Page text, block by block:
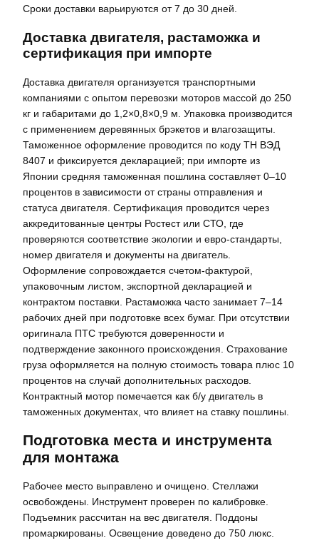
Сроки доставки варьируются от 7 до 30 дней.
Доставка двигателя, растаможка и
сертификация при импорте
Доставка двигателя организуется транспортными
компаниями с опытом перевозки моторов массой до 250
кг и габаритами до 1,2×0,8×0,9 м. Упаковка производится
с применением деревянных брэкетов и влагозащиты.
Таможенное оформление проводится по коду ТН ВЭД
8407 и фиксируется декларацией; при импорте из
Японии средняя таможенная пошлина составляет 0–10
процентов в зависимости от страны отправления и
статуса двигателя. Сертификация проводится через
аккредитованные центры Ростест или СТО, где
проверяются соответствие экологии и евро-стандарты,
номер двигателя и документы на двигатель.
Оформление сопровождается счетом-фактурой,
упаковочным листом, экспортной декларацией и
контрактом поставки. Растаможка часто занимает 7–14
рабочих дней при подготовке всех бумаг. При отсутствии
оригинала ПТС требуются доверенности и
подтверждение законного происхождения. Страхование
груза оформляется на полную стоимость товара плюс 10
процентов на случай дополнительных расходов.
Контрактный мотор помечается как б/у двигатель в
таможенных документах, что влияет на ставку пошлины.
Подготовка места и инструмента
для монтажа
Рабочее место выправлено и очищено. Стеллажи
освобождены. Инструмент проверен по калибровке.
Подъемник рассчитан на вес двигателя. Поддоны
промаркированы. Освещение доведено до 750 люкс.